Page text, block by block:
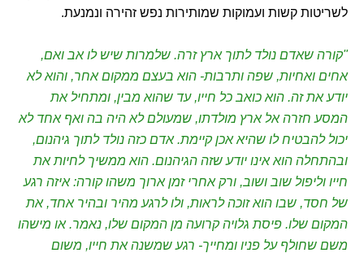
לשריטות קשות ועמוקות שמותירות נפש זהירה ונמנעת.
"קורה שאדם נולד לתוך ארץ זרה. שלמרות שיש לו אב ואם,
אחים ואחיות, שפה ותרבות- הוא בעצם ממקום אחר, והוא לא
יודע את זה. הוא כואב כל חייו, עד שהוא מבין, ומתחיל את
המסע חזרה אל ארץ מולדתו, שמעולם לא היה בה ואף אחד לא
יכול להבטיח לו שהיא אכן קיימת. אדם כזה נולד לתוך גיהנום,
ובהתחלה הוא אינו יודע שזה הגיהנום. הוא ממשיך לחיות את
חייו וליפול שוב ושוב, ורק אחרי זמן ארוך משהו קורה: איזה רגע
של חסד, שבו הוא זוכה לראות, ולו לרגע מהיר ובהיר אחד, את
המקום שלו. פיסת גלויה קרועה מן המקום שלו, נאמר. או מישהו
משם שחולף על פניו ומחייך- רגע שמשנה את חייו, משום